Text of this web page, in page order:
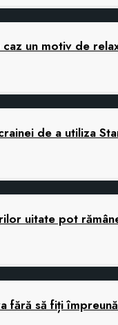
un motiv de
de a utiliza
uitate pot
fără să fiți